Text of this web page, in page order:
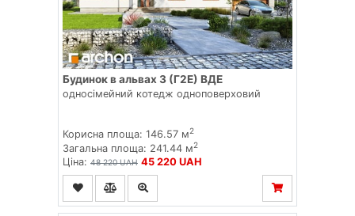
Будинок в альвах 3 (Г2E) ВДЕ
односімейний котедж одноповерховий
Корисна площа: 146.57 м2
Загальна площа: 241.44 м2
Ціна: 48 220 UAH 45 220 UAH